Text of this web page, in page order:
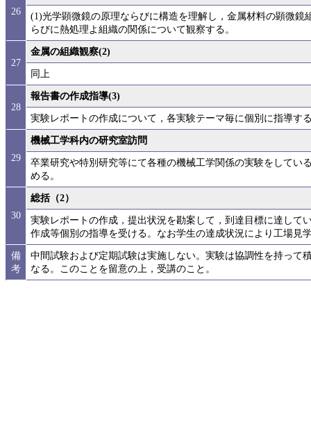
26
(1)光学顕微鏡の原理ならびに構造を理解し，金属材料の顕微
らびに熱処理よ組織の関係について観察する。
27
金属の組織観察(2)
同上
28
報告書の作成指導(3)
実験レポートの作成について，各実験テーマ毎に個別に指導す
29
機械工学科内の研究室訪問
卒業研究や特別研究等にて各種の機械工学関係の実験をしてい
める。
30
総括（2）
実験レポートの作成，提出状況を勘案して，到達目標に達して
作成等個別の指導を受ける。なお学生の達成状況により工場見
備
考
中間試験および定期試験は実施しない。実験は協調性を持って
なる。このことを留意の上，受講のこと。